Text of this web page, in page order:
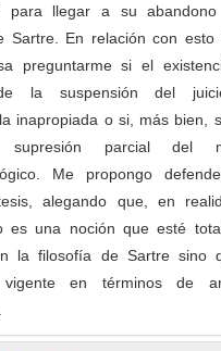
para llegar a su
Sartre. En relación con esto
preguntarme si el
la suspensión del
inapropiada o si, más bien,
parcial del
Me propongo
alegando que, en
es una noción que esté
la filosofía de Sartre sino
vigente en términos de